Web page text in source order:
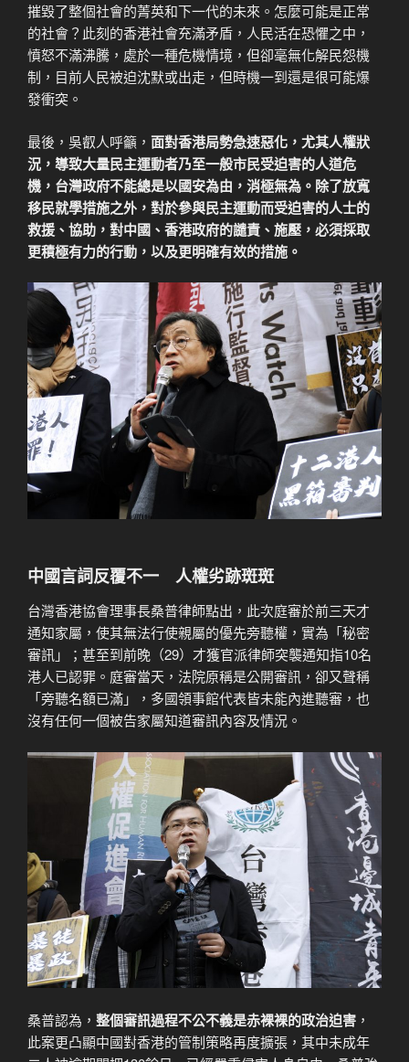
摧毀了整個社會的菁英和下一代的未來。怎麼可能是正常
的社會？此刻的香港社會充滿矛盾，人民活在恐懼之中，
憤怒不滿沸騰，處於一種危機情境，但卻毫無化解民怨機
制，目前人民被迫沈默或出走，但時機一到還是很可能爆
發衝突。
最後，吳叡人呼籲， 面對香港局勢急速惡化，尤其人權狀
況，導致大量民主運動者乃至一般市民受迫害的人道危
機，台灣政府不能總是以國安為由，消極無為。除了放寬
移民就學措施之外，對於參與民主運動而受迫害的人士的
救援、協助，對中國、香港政府的譴責、施壓，必須採取
更積極有力的行動，以及更明確有效的措施。
中國言詞反覆不一 人權劣跡斑斑
台灣香港協會理事長桑普律師點出，此次庭審於前三天才
通知家屬，使其無法行使親屬的優先旁聽權，實為「秘密
審訊」；甚至到前晚（29）才獲官派律師突襲通知指10名
港人已認罪。庭審當天，法院原稱是公開審訊，卻又聲稱
「旁聽名額已滿」，多國領事館代表皆未能內進聽審，也
沒有任何一個被告家屬知道審訊內容及情況。
桑普認為， 整個審訊過程不公不義是赤裸裸的政治迫害 ，
此案更凸顯中國對香港的管制策略再度擴張，其中未成年